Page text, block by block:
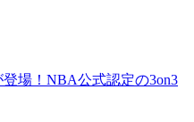
場！NBA公式認定の3on3